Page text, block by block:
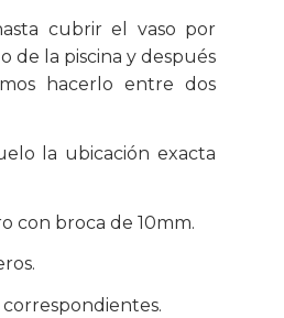
cubrir el vaso por
de la piscina y después
hacerlo entre dos
la ubicación exacta
con broca de 10mm.